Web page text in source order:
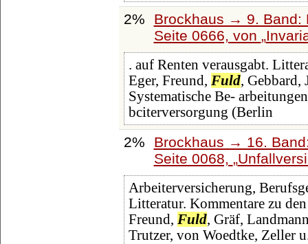
2%
Brockhaus → 9. Band:
Seite 0666, von
. auf Renten verausgabt.
Eger, Freund, Fuld, Gebbard,
Systematische Be-
bciterversorgung (Berlin
2%
Brockhaus → 16.
Seite 0068,
Arbeiterversicherung,
Litteratur. Kommentare zu
Freund, Fuld, Gräf,
Trutzer, von Woedtke, Zeller